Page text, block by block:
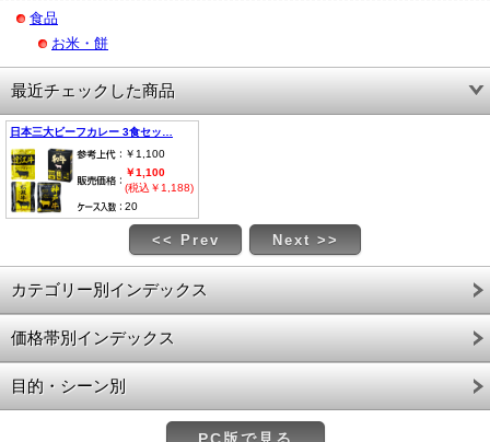
食品
お米・餅
最近チェックした商品
日本三大ビーフカレー 3食セッ…
￥1,100
￥1,100
(税込￥1,188)
20
<< Prev Next >>
カテゴリー別インデックス
価格帯別インデックス
目的・シーン別